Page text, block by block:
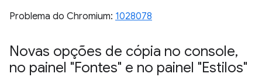
Problema do Chromium: 1028078
Novas opções de cópia no console,
no painel "Fontes" e no painel "Estilos"